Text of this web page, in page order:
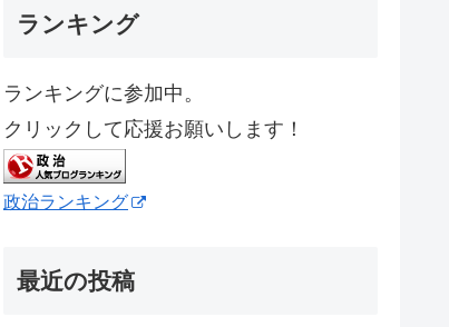
ランキング
ランキングに参加中。
クリックして応援お願いします！
政治ランキング
最近の投稿